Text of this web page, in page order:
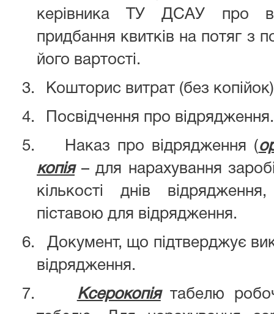
керівника ТУ ДСАУ про
придбання квитків на потяг з
його вартості.
3.
Кошторис витрат (без копійок)
4.
Посвідчення про відрядження.
5.
Наказ про відрядження (
копія– для нарахування
кількості днів
піставою для відрядження.
6.
Документ, що підтверджує
відрядження.
7.
Ксерокопіятабелю